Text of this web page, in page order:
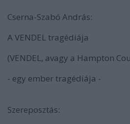
Cserna-Szabó András:
A VENDEL tragédiája
(VENDEL, avagy a Hampton
- egy ember tragédiája -
Szereposztás: